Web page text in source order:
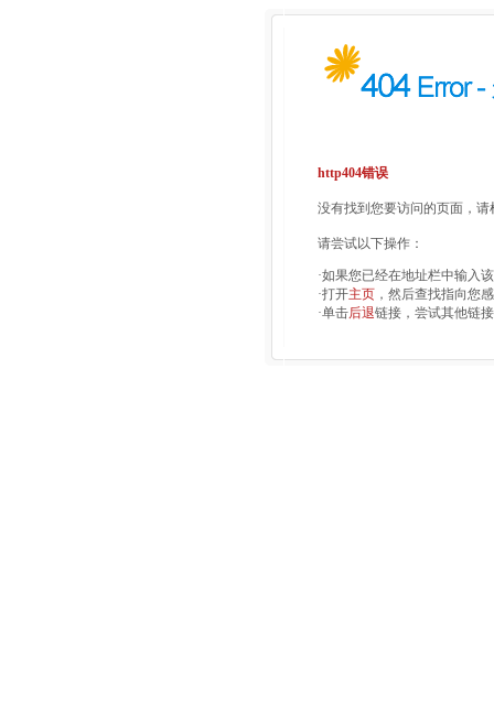
http404错误
没有找到您要访问的页面，
请尝试以下操作：
·如果您已经在地址栏中输入
·打开主页 ，然后查找指向您
·单击后退链接，尝试其他链